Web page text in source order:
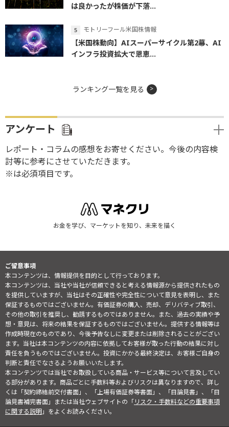
は良かったが株価が下落...
モトリーフール米国株情報
【米国株動向】AIスーパーサイクル第2幕、AI
インフラ投資拡大で恩恵...
ランキング一覧を見る
アンケート
レポート・コラムの感想をお寄せください。今後の内容検
討等に参考にさせていただきます。
※は必須項目です。
お金を学び、マーケットを知り、未来を描く
ご留意事項
本コンテンツは、情報提供を目的として行っております。
本コンテンツは、当社や当社が信頼できると考える情報源から提供されたもの
を提供していますが、当社はその正確性や完全性について意見を表明し、また
保証するものではございません。有価証券の購入、売却、デリバティブ取引、
その他の取引を推奨し、勧誘するものではありません。また、過去の実績や予
想・意見は、将来の結果を保証するものではございません。提供する情報等は
作成時現在のものであり、今後予告なしに変更または削除されることがござい
ます。当社は本コンテンツの内容に依拠してお客様が取った行動の結果に対し
責任を負うものではございません。投資にかかる最終決定は、お客様ご自身の
判断と責任でなさるようお願いいたします。
本コンテンツでは当社でお取扱している商品・サービス等について言及してい
る部分があります。商品ごとに手数料等およびリスクは異なりますので、詳し
くは「契約締結前交付書面」、「上場有価証券等書面」、「目論見書」、「目
論見書補完書面」または当社ウェブサイトの「リスク・手数料などの重要事項
に関する説明」をよくお読みください。